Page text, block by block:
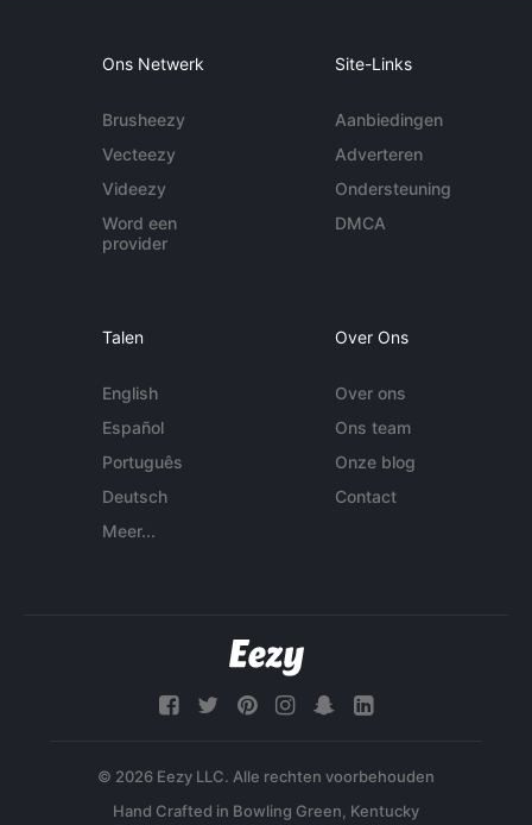
Ons Netwerk
Brusheezy
Vecteezy
Videezy
Word een
provider
Site-Links
Aanbiedingen
Adverteren
Ondersteuning
DMCA
Talen
English
Español
Português
Deutsch
Meer...
Over Ons
Over ons
Ons team
Onze blog
Contact
© 2026 Eezy LLC. Alle rechten voorbehouden